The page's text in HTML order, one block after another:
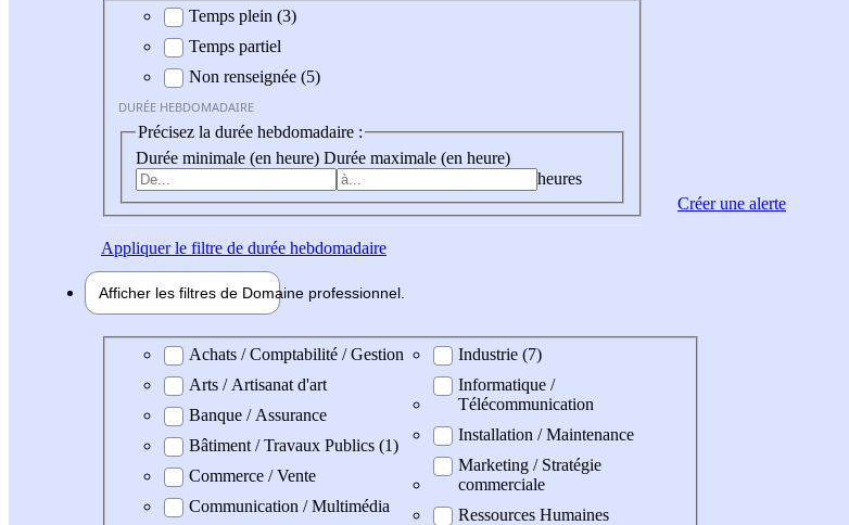
Durée hebdomadaire
Temps plein (3)
Temps partiel
Non renseignée (5)
DURÉE HEBDOMADAIRE
Précisez la durée hebdomadaire :
Durée minimale (en heure) Durée maximale (en heure)
heures
Appliquerle filtre de durée hebdomadaire
Afficher les filtres de Domaine professionnel
Domaine professionel
Achats / Comptabilité / Gestion
Arts / Artisanat d'art
Banque / Assurance
Bâtiment / Travaux Publics (1)
Commerce / Vente
Communication / Multimédia
Industrie (7)
Informatique /
Télécommunication
Installation / Maintenance
Marketing / Stratégie
commerciale
Ressources Humaines
Créer une alerte